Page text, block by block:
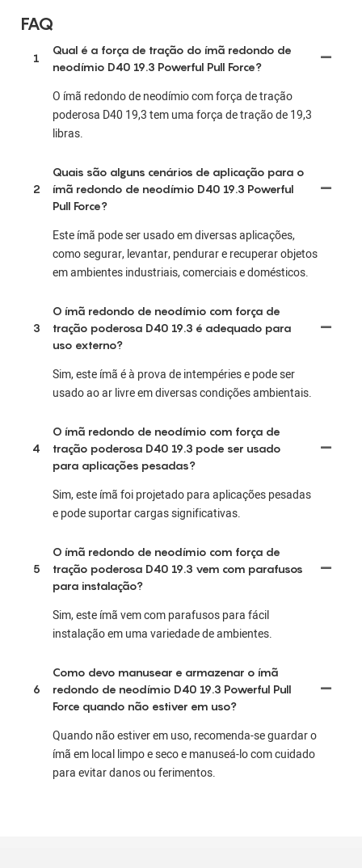
FAQ
1
Qual é a força de tração do ímã redondo de
neodímio D40 19.3 Powerful Pull Force?
O ímã redondo de neodímio com força de tração
poderosa D40 19,3 tem uma força de tração de 19,3
libras.
2
Quais são alguns cenários de aplicação para o
ímã redondo de neodímio D40 19.3 Powerful
Pull Force?
Este ímã pode ser usado em diversas aplicações,
como segurar, levantar, pendurar e recuperar objetos
em ambientes industriais, comerciais e domésticos.
3
O ímã redondo de neodímio com força de
tração poderosa D40 19.3 é adequado para
uso externo?
Sim, este ímã é à prova de intempéries e pode ser
usado ao ar livre em diversas condições ambientais.
4
O ímã redondo de neodímio com força de
tração poderosa D40 19.3 pode ser usado
para aplicações pesadas?
Sim, este ímã foi projetado para aplicações pesadas
e pode suportar cargas significativas.
5
O ímã redondo de neodímio com força de
tração poderosa D40 19.3 vem com parafusos
para instalação?
Sim, este ímã vem com parafusos para fácil
instalação em uma variedade de ambientes.
6
Como devo manusear e armazenar o ímã
redondo de neodímio D40 19.3 Powerful Pull
Force quando não estiver em uso?
Quando não estiver em uso, recomenda-se guardar o
ímã em local limpo e seco e manuseá-lo com cuidado
para evitar danos ou ferimentos.